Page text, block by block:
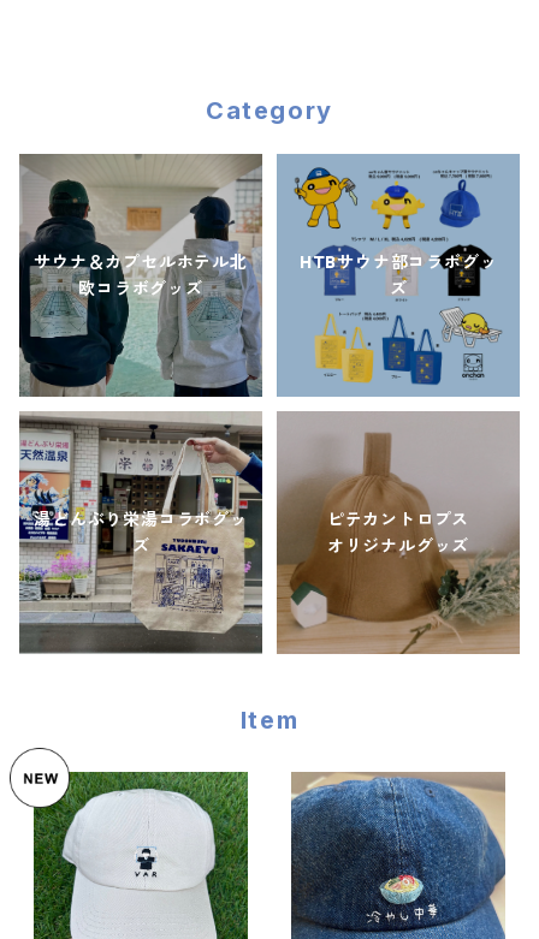
Category
サウナ＆カプセルホテル北
欧コラボグッズ
HTBサウナ部コラボグッ
ズ
湯どんぶり栄湯コラボグッ
ズ
ピテカントロプス
オリジナルグッズ
Item